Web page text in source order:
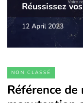
Réussissez
12 April 2023
NON CLASSÉ
Référence